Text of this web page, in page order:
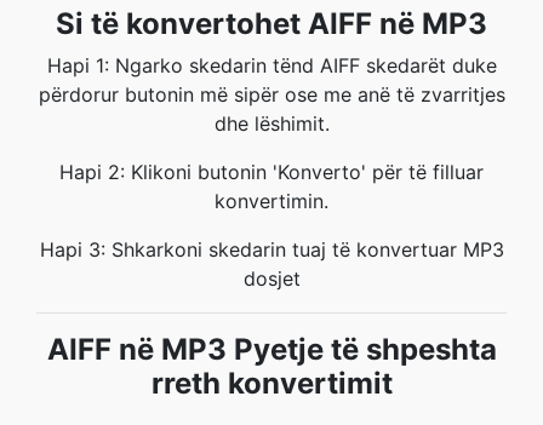
Si të konvertohet AIFF në MP3
Hapi 1: Ngarko skedarin tënd AIFF skedarët duke
përdorur butonin më sipër ose me anë të zvarritjes
dhe lëshimit.
Hapi 2: Klikoni butonin 'Konverto' për të filluar
konvertimin.
Hapi 3: Shkarkoni skedarin tuaj të konvertuar MP3
dosjet
AIFF në MP3 Pyetje të shpeshta
rreth konvertimit